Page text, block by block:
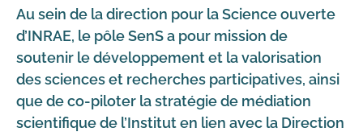
Au sein de ladirection pour la Science ouverte
d’INRAE, le pôle SenS a pour mission de
soutenir le développement et la valorisation
des sciences et recherches participatives, ainsi
que de co-piloter la stratégie de médiation
scientifique de l’Institut en lien avec la Direction